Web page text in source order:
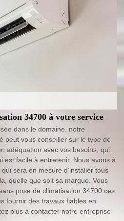
34700 à votre service
dans le domaine, notre
peut vous conseiller sur le type de
adéquation avec vos besoins, qui
est facile à entretenir. Nous avons à
sera en mesure d’installer tous
quelle que soit sa marque. Vous
pose de climatisation 34700 ces
fournir des travaux fiables en
plus à contacter notre entreprise